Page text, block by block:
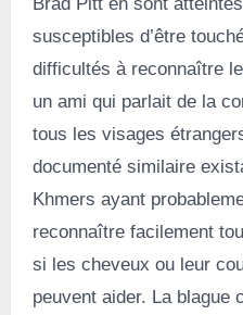
susceptibles d’être
difficultés à reconnaître
un ami qui parlait de la
tous les visages
documenté similaire
Khmers ayant
reconnaître facilement
si les cheveux ou leur
peuvent aider. La blague